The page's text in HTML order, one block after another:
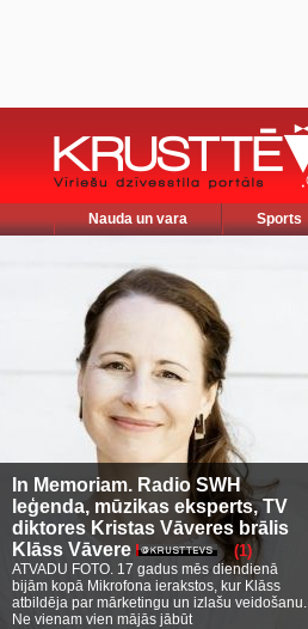
Nauda un vara Sports
In Memoriam. Radio SWH
leģenda, mūzikas eksperts, TV
diktores Kristas Vāveres brālis
Klāss Vāvere
(1)
ATVADU FOTO. 17 gadus mēs diendienā
bijām kopā Mikrofona ierakstos, kur Klāss
atbildēja par mārketingu un izlašu veidošanu.
Ne vienam vien mājās jābūt